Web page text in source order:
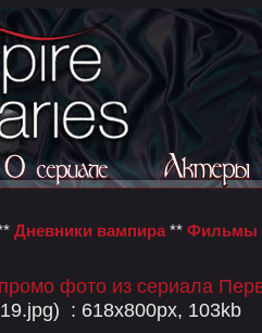
Дневники вампира ** Фильмы
фото из сериала
: 618x800px, 103kb